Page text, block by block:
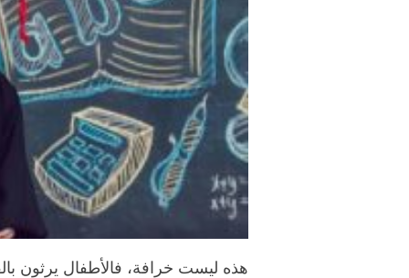
هذه ليست خرافة، فالأطفال يرثون